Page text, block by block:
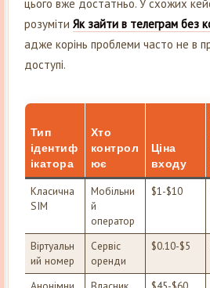
цього вже достатньо. У схожих
розуміти Як зайти в телеграм без
адже корінь проблеми часто не в
доступі.
Тип
ідентиф
ікатора
Хто
контрол
ює
Ціна
входу
Класична
SIM
Мобільни
й
оператор
$1-$10
Віртуальн
ий номер
Сервіс
оренди
$0.10-$5